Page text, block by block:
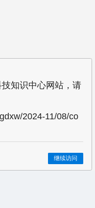
知识中心网站，请
2024-11/08/co
继续访问